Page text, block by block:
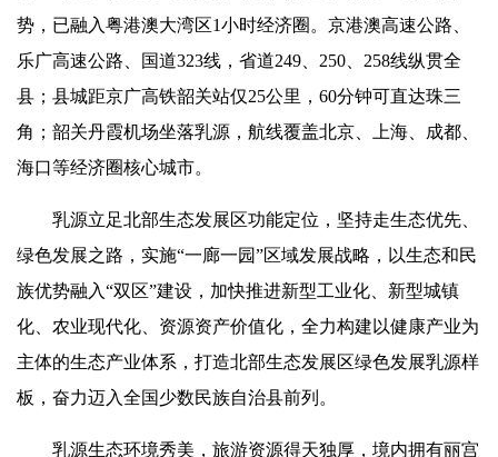
势，已融入粤港澳大湾区1小时经济圈。京港澳高速公路、
乐广高速公路、国道323线，省道249、250、258线纵贯全
县；县城距京广高铁韶关站仅25公里，60分钟可直达珠三
角；韶关丹霞机场坐落乳源，航线覆盖北京、上海、成都、
海口等经济圈核心城市。
乳源立足北部生态发展区功能定位，坚持走生态优先、
绿色发展之路，实施“一廊一园”区域发展战略，以生态和民
族优势融入“双区”建设，加快推进新型工业化、新型城镇
化、农业现代化、资源资产价值化，全力构建以健康产业为
主体的生态产业体系，打造北部生态发展区绿色发展乳源样
板，奋力迈入全国少数民族自治县前列。
乳源生态环境秀美，旅游资源得天独厚，境内拥有丽宫